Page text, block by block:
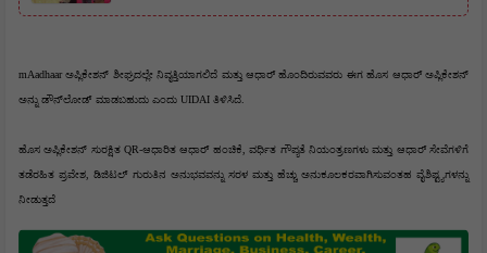
mAadhaar ಅಪ್ಲಿಕೇಶನ್ ಶೀಘ್ರದಲ್ಲೇ ನಿವೃತ್ತಿಯಾಗಲಿದೆ ಮತ್ತು ಆಧಾರ್ ಹೊಂದಿರುವವರು ಈಗ ಹೊಸ ಆಧಾರ್ ಅಪ್ಲಿಕೇಶನ್
ಅನ್ನು ಡೌನ್‌ಲೋಡ್ ಮಾಡಬಹುದು ಎಂದು UIDAI ತಿಳಿಸಿದೆ.
ಹೊಸ ಅಪ್ಲಿಕೇಶನ್ ಸುರಕ್ಷಿತ QR-ಆಧಾರಿತ ಆಧಾರ್ ಹಂಚಿಕೆ, ವರ್ಧಿತ ಗೌಪ್ಯತೆ ನಿಯಂತ್ರಣಗಳು ಮತ್ತು ಆಧಾರ್ ಸೇವೆಗಳಿಗೆ
ತಡೆರಹಿತ ಪ್ರವೇಶ, ಡಿಜಿಟಲ್ ಗುರುತಿನ ಅನುಭವವನ್ನು ಸರಳ ಮತ್ತು ಹೆಚ್ಚು ಅನುಕೂಲಕರವಾಗಿಸುವಂತಹ ವೈಶಿಷ್ಟ್ಯಗಳನ್ನು
ನೀಡುತ್ತದೆ